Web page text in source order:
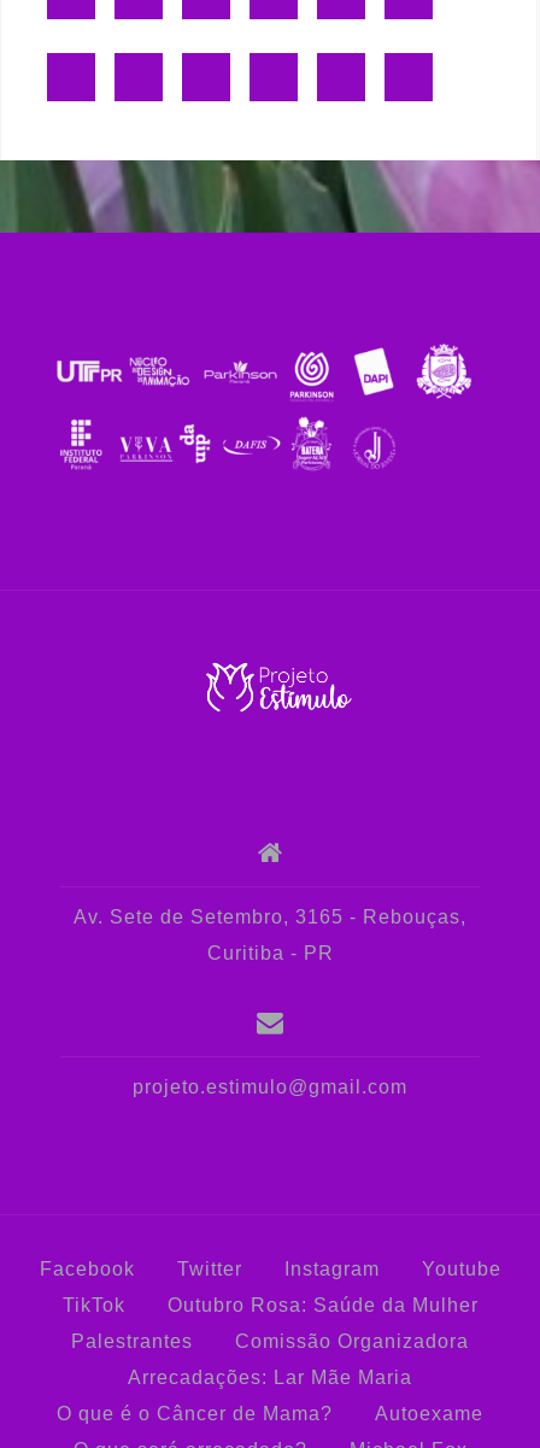
Av. Sete de Setembro, 3165 - Rebouças,
Curitiba - PR
projeto.estimulo@gmail.com
Facebook Twitter Instagram
Youtube
TikTok
Outubro Rosa: Saúde da Mulher
Palestrantes
Comissão Organizadora
Arrecadações: Lar Mãe Maria
O que é o Câncer de Mama?
Autoexame